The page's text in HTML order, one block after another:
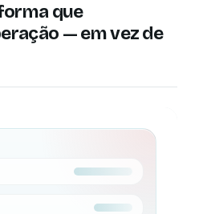
que
— em vez de